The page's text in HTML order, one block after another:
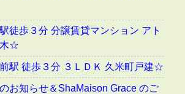
徒歩３分 分譲賃貸マンション アト
木☆
駅 徒歩３分 ３ＬＤＫ 久米町戸建☆
お知らせ＆ShaMaison Grace のご